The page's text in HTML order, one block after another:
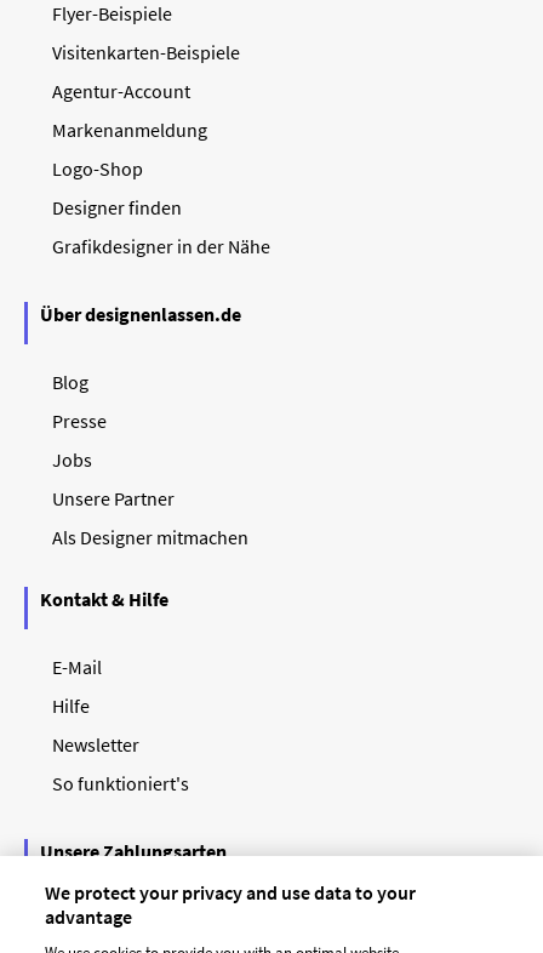
Flyer-Beispiele
Visitenkarten-Beispiele
Agentur-Account
Markenanmeldung
Logo-Shop
Designer finden
Grafikdesigner in der Nähe
Über designenlassen.de
Blog
Presse
Jobs
Unsere Partner
Als Designer mitmachen
Kontakt & Hilfe
E-Mail
Hilfe
Newsletter
So funktioniert's
Unsere Zahlungsarten
We protect your privacy and use data to your
advantage